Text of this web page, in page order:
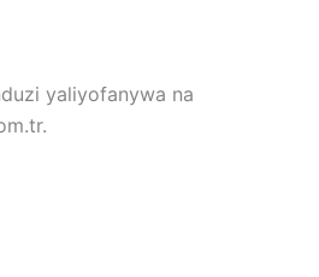
yaliyofanywa na